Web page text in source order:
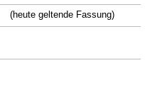
(heute geltende Fassung)